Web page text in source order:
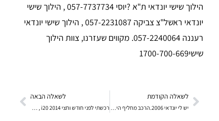
הילוך שישי יונדאי ת"א ?יוסי 057-7737734 , הילוך שישי
יונדאי ראשל"צ צביקה 057-2231087 , הילוך שישי יונדאי
רעננה 057-2240064. מקווים שעזרנו, צוות הילוך
שישי1700-700-669
לשאלה הקודמת לשאלה הבאה